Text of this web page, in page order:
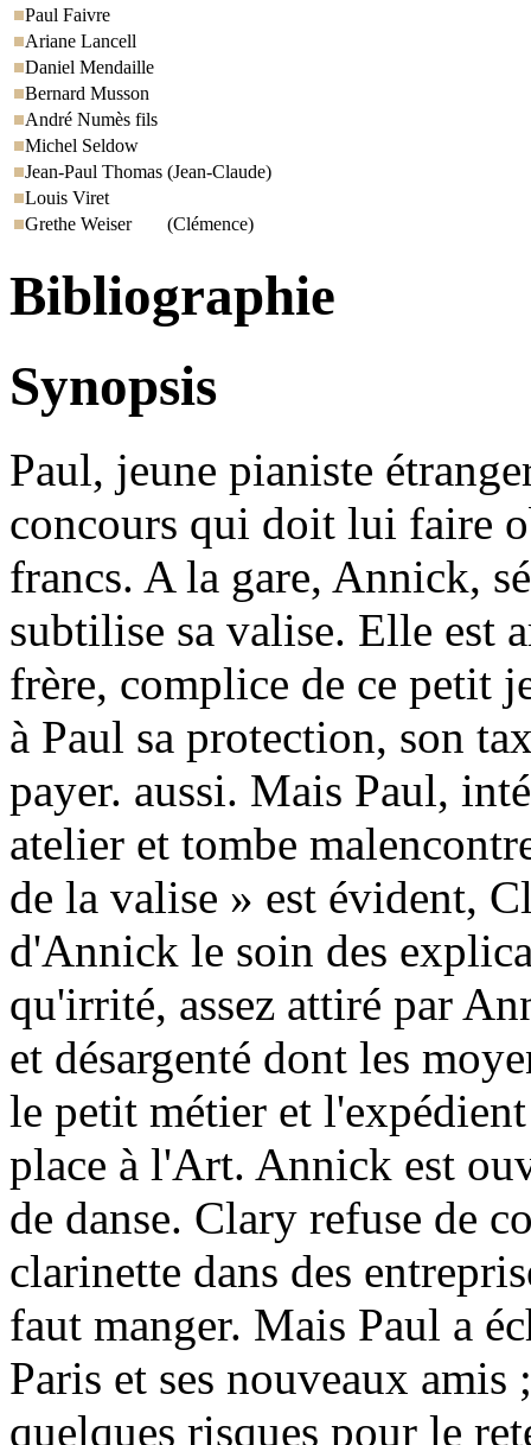
Paul Faivre
Ariane Lancell
Daniel Mendaille
Bernard Musson
André Numès fils
Michel Seldow
Jean-Paul Thomas (Jean-Claude)
Louis Viret
Grethe Weiser
(Clémence)
Bibliographie
Synopsis
Paul, jeune pianiste
concours qui doit lui faire
francs. A la gare, Annick,
subtilise sa valise. Elle est
frère, complice de ce petit
à Paul sa protection, son
payer. aussi. Mais Paul,
atelier et tombe
de la valise » est évident,
d'Annick le soin des
qu'irrité, assez attiré par
et désargenté dont les
le petit métier et
place à l'Art. Annick est
de danse. Clary refuse de
clarinette dans des
faut manger. Mais Paul a
Paris et ses nouveaux
quelques risques pour le